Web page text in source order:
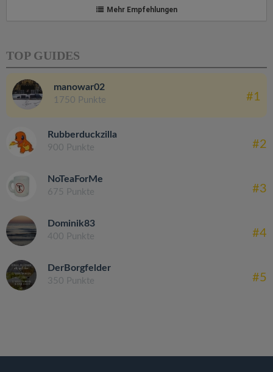
Mehr Empfehlungen
TOP GUIDES
manowar02
1750 Punkte #1
Rubberduckzilla
900 Punkte #2
NoTeaForMe
675 Punkte #3
Dominik83
400 Punkte #4
DerBorgfelder
350 Punkte #5